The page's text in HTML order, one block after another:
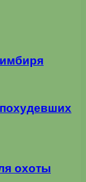
охоты